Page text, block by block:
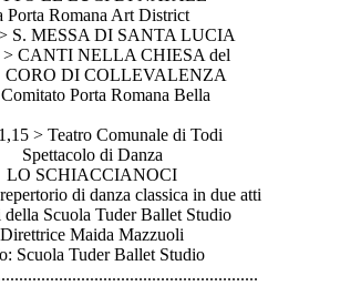
Porta Romana Art District
S. MESSA DI SANTA LUCIA
> CANTI NELLA CHIESA del
DI COLLEVALENZA
Comitato Porta Romana Bella
> Teatro Comunale di Todi
Spettacolo di Danza
LO SCHIACCIANOCI
di danza classica in due atti
Scuola Tuder Ballet Studio
Direttrice Maida Mazzuoli
Scuola Tuder Ballet Studio
.............................................